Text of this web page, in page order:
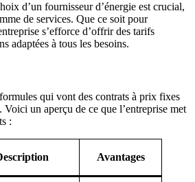
d’un fournisseur d’énergie est crucial,
de services. Que ce soit pour
s’efforce d’offrir des tarifs
adaptées à tous les besoins.
qui vont des contrats à prix fixes
un aperçu de ce que l’entreprise met
:
Avantages